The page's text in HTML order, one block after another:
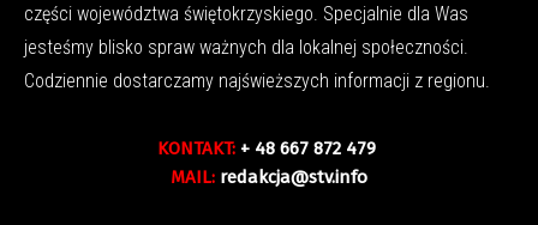
części województwa świętokrzyskiego. Specjalnie dla Was
jesteśmy blisko spraw ważnych dla lokalnej społeczności.
Codziennie dostarczamy najświeższych informacji z regionu.
KONTAKT: + 48 667 872 479
MAIL: redakcja@stv.info